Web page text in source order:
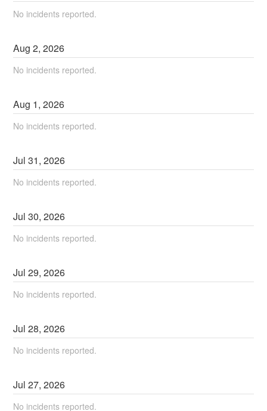
No incidents reported.
Aug2,2026
No incidents reported.
Aug 1,2026
No incidents reported.
Jul31,2026
No incidents reported.
Jul30,2026
No incidents reported.
Jul29,2026
No incidents reported.
Jul28,2026
No incidents reported.
Jul27,2026
No incidents reported.